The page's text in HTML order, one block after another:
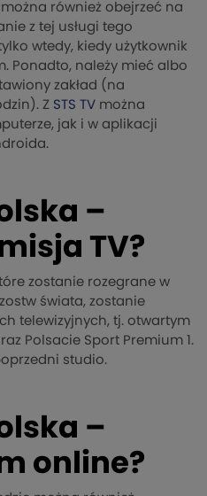
również obejrzeć na
z tej usługi tego
wtedy, kiedy użytkownik
Ponadto, należy mieć albo
zakład (na
Z STS TV można
jak i w aplikacji
–
TV?
zostanie rozegrane w
świata, zostanie
telewizyjnych, tj. otwartym
Polsacie Sport Premium 1.
studio.
–
online?